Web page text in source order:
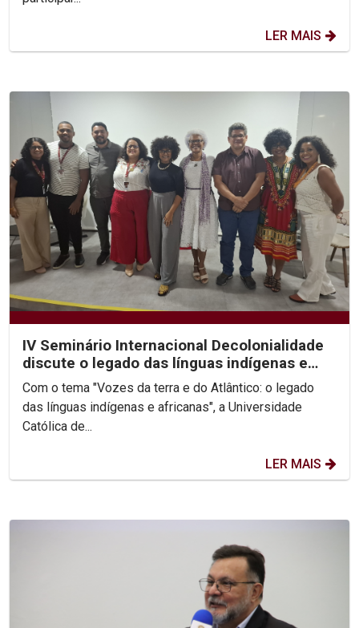
LER MAIS
IV Seminário Internacional Decolonialidade
discute o legado das línguas indígenas e
africanas
Com o tema "Vozes da terra e do Atlântico: o legado
das línguas indígenas e africanas", a Universidade
Católica de...
LER MAIS